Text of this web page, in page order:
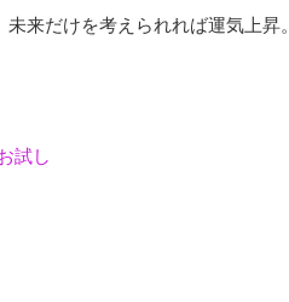
来だけを考えられれば運気上昇。
試し